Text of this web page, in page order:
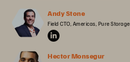
Andy Stone
Field CTO, Americas, Pure Storage
Hector Monsegur